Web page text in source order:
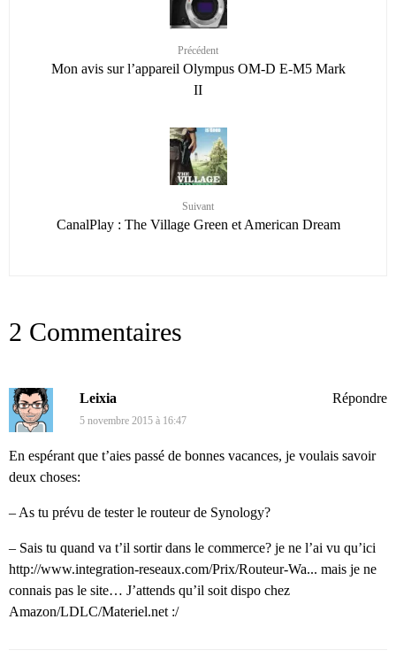
Précédent
Mon avis sur l’appareil Olympus OM-D E-M5 Mark
II
Suivant
CanalPlay : The Village Green et American Dream
2 Commentaires
Leixia
5 novembre 2015 à 16:47
En espérant que t’aies passé de bonnes vacances, je voulais savoir
deux choses:
– As tu prévu de tester le routeur de Synology?
– Sais tu quand va t’il sortir dans le commerce? je ne l’ai vu qu’ici
http://www.integration-reseaux.com/Prix/Routeur-Wa... mais je ne
connais pas le site… J’attends qu’il soit dispo chez
Amazon/LDLC/Materiel.net :/
Répondre